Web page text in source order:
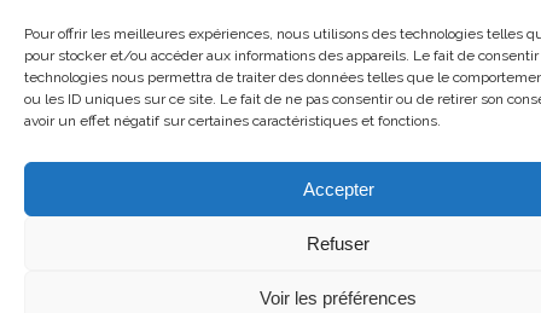
Pour offrir les meilleures expériences, nous utilisons des technologies telles
pour stocker et/ou accéder aux informations des appareils. Le fait de consentir
technologies nous permettra de traiter des données telles que le
ou les ID uniques sur ce site. Le fait de ne pas consentir ou de retirer son
avoir un effet négatif sur certaines caractéristiques et fonctions.
Accepter
Refuser
Voir les préférences